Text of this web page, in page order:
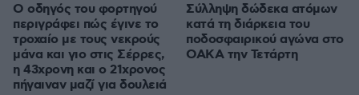
Ο οδηγός του φορτηγού
περιγράφει πώς έγινε το
τροχαίο με τους νεκρούς
μάνα και γιο στις Σέρρες,
η 43χρονη και ο 21χρονος
πήγαιναν μαζί για δουλειά
Σύλληψη δώδεκα ατόμων
κατά τη διάρκεια του
ποδοσφαιρικού αγώνα στο
ΟΑΚΑ την Τετάρτη